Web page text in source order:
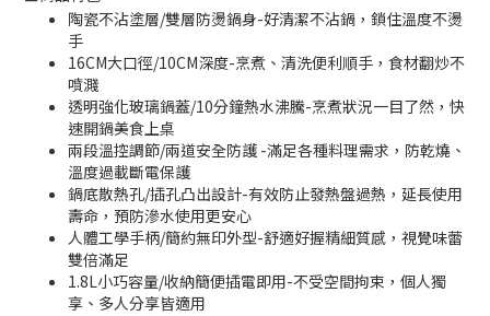
陶瓷不沾塗層/雙層防燙鍋身-好清潔不沾鍋，鎖住溫度不燙
手
16CM大口徑/10CM深度-烹煮、清洗便利順手，食材翻炒不
噴濺
透明強化玻璃鍋蓋/10分鐘熱水沸騰-烹煮狀況一目了然，快
速開鍋美食上桌
兩段溫控調節/兩道安全防護 -滿足各種料理需求，防乾燒、
溫度過載斷電保護
鍋底散熱孔/插孔凸出設計-有效防止發熱盤過熱，延長使用
壽命，預防滲水使用更安心
人體工學手柄/簡約無印外型-舒適好握精細質感，視覺味蕾
雙倍滿足
1.8L小巧容量/收納簡便插電即用-不受空間拘束，個人獨
享、多人分享皆適用